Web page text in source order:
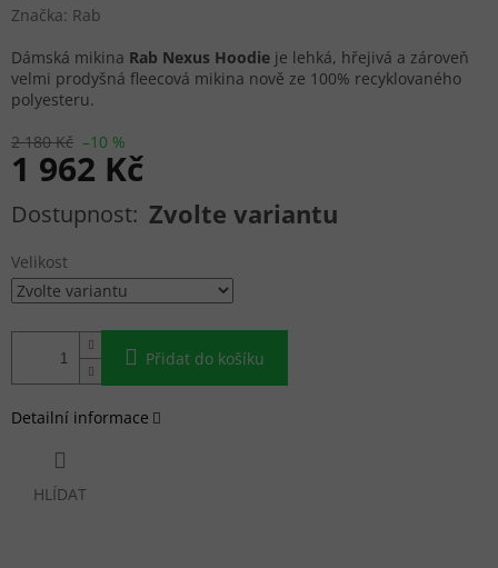
Značka: Rab
2 180 Kč –10 %
1 962 Kč
Měrná cena: Zvolte variantu
Velikost
Přidat do košíku
Dámská mikina Rab Nexus Hoodie je lehká, hřejivá a zároveň
velmi prodyšná fleecová mikina nově ze 100% recyklovaného
polyesteru.
Detailní informace
HLÍDAT